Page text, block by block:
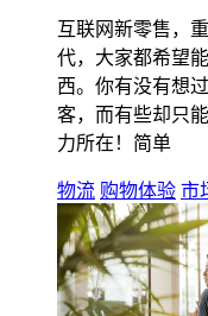
互联网新零售，
代，大家都希望
西。你有没有想
客，而有些却只
力所在！简单
物流 购物体验 市